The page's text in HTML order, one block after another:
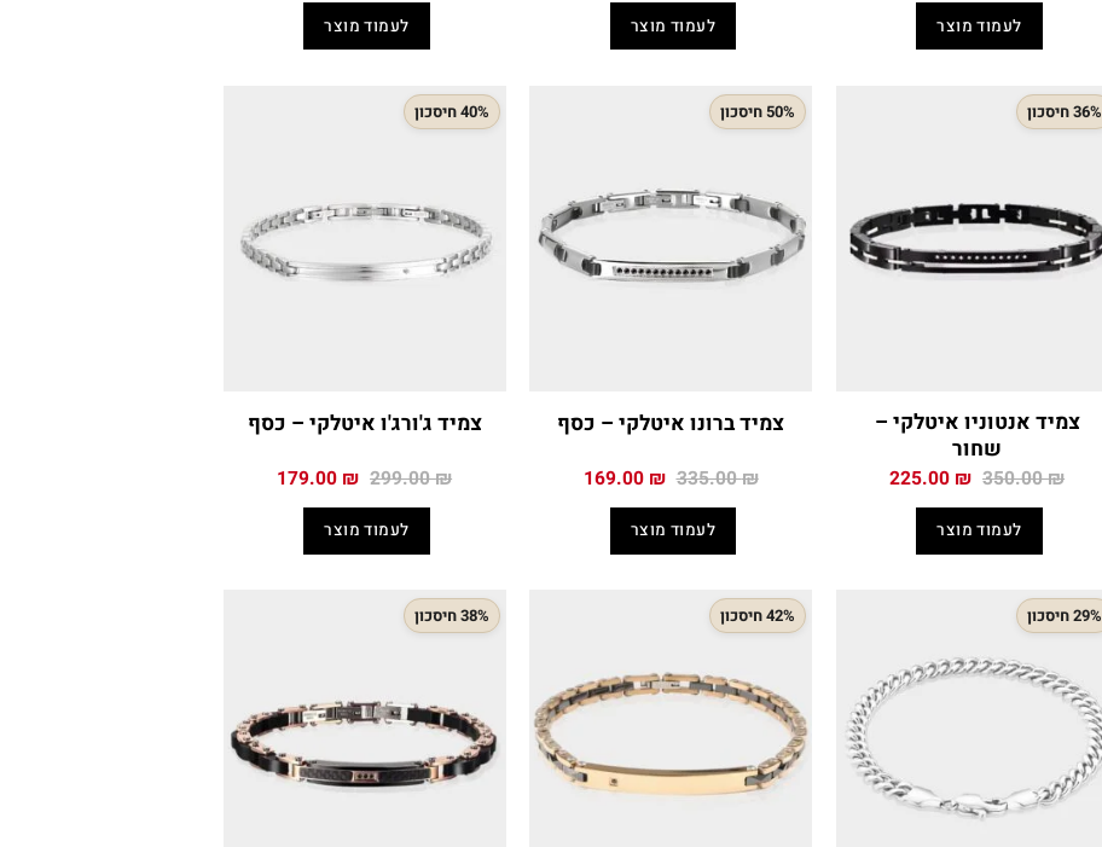
599.00 ₪.
לעמוד מוצר 599.00 ₪.
לעמוד מוצר 499.00 ₪.
לעמוד מוצר
36% חיסכון
צמיד אנטוניו איטלקי –
שחור
350.00₪ המחיר
היה:
350.00 ₪.
225.00 ₪ המחיר
לעמוד מוצר
50% חיסכון
צמיד ברונו איטלקי – כסף
335.00₪ המחיר
היה:
335.00 ₪.
169.00 ₪
לעמוד מוצר
40% חיסכון
צמיד ג'ורג'ו איטלקי – כסף
299.00₪ המחיר
היה:
299.00 ₪.
179.00 ₪ המחיר
לעמוד מוצר
29% חיסכון 42% חיסכון 38% חיסכון